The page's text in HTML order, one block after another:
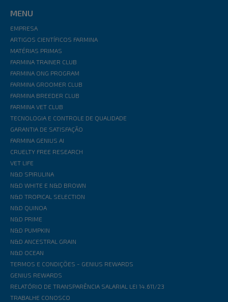
MENU
EMPRESA
ARTIGOS CIENTÍFICOS FARMINA
MATÉRIAS PRIMAS
FARMINA TRAINER CLUB
FARMINA ONG PROGRAM
FARMINA GROOMER CLUB
FARMINA BREEDER CLUB
FARMINA VET CLUB
TECNOLOGIA E CONTROLE DE QUALIDADE
GARANTIA DE SATISFAÇÃO
FARMINA GENIUS AI
CRUELTY FREE RESEARCH
VET LIFE
N&D SPIRULINA
N&D WHITE E N&D BROWN
N&D TROPICAL SELECTION
N&D QUINOA
N&D PRIME
N&D PUMPKIN
N&D ANCESTRAL GRAIN
N&D OCEAN
TERMOS E CONDIÇÕES - GENIUS REWARDS
GENIUS REWARDS
RELATÓRIO DE TRANSPARÊNCIA SALARIAL LEI 14.611/23
TRABALHE CONOSCO